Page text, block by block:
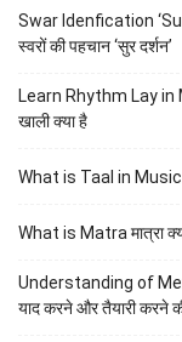
Swar Idenfication
स्वरों की पहचान ‘सुर दर्शन’
Learn Rhythm Lay in
खाली क्या है
What is Taal in Music
What is Matra मात्रा
Understanding of
याद करने और तैयारी करने